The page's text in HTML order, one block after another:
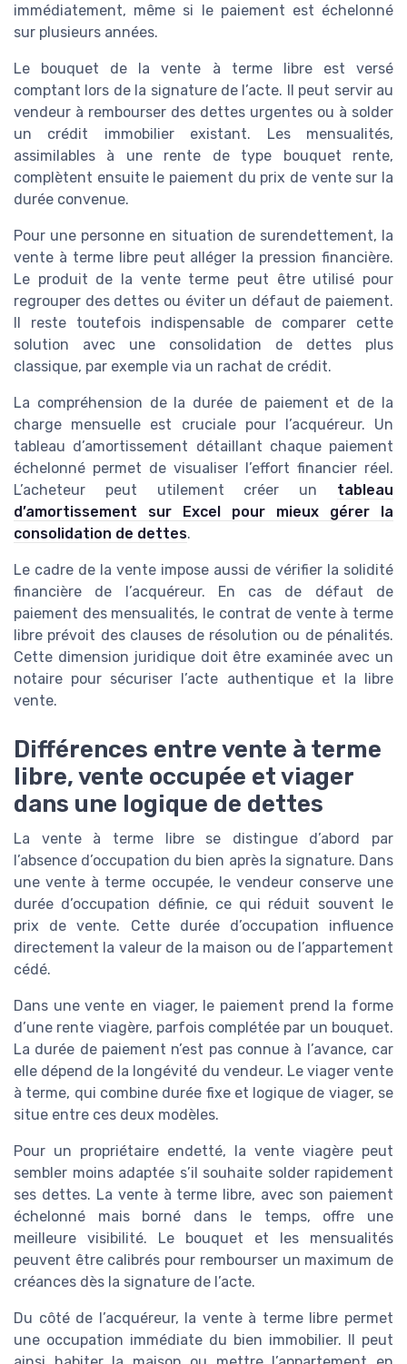
immédiatement, même si le paiement est échelonné
sur plusieurs années.
Le bouquet de la vente à terme libre est versé
comptant lors de la signature de l’acte. Il peut servir au
vendeur à rembourser des dettes urgentes ou à solder
un crédit immobilier existant. Les mensualités,
assimilables à une rente de type bouquet rente,
complètent ensuite le paiement du prix de vente sur la
durée convenue.
Pour une personne en situation de surendettement, la
vente à terme libre peut alléger la pression financière.
Le produit de la vente terme peut être utilisé pour
regrouper des dettes ou éviter un défaut de paiement.
Il reste toutefois indispensable de comparer cette
solution avec une consolidation de dettes plus
classique, par exemple via un rachat de crédit.
La compréhension de la durée de paiement et de la
charge mensuelle est cruciale pour l’acquéreur. Un
tableau d’amortissement détaillant chaque paiement
échelonné permet de visualiser l’effort financier réel.
L’acheteur peut utilement créer un tableau
d’amortissement sur Excel pour mieux gérer la
consolidation de dettes.
Le cadre de la vente impose aussi de vérifier la solidité
financière de l’acquéreur. En cas de défaut de
paiement des mensualités, le contrat de vente à terme
libre prévoit des clauses de résolution ou de pénalités.
Cette dimension juridique doit être examinée avec un
notaire pour sécuriser l’acte authentique et la libre
vente.
Différences entre vente à terme
libre, vente occupée et viager
dans une logique de dettes
La vente à terme libre se distingue d’abord par
l’absence d’occupation du bien après la signature. Dans
une vente à terme occupée, le vendeur conserve une
durée d’occupation définie, ce qui réduit souvent le
prix de vente. Cette durée d’occupation influence
directement la valeur de la maison ou de l’appartement
cédé.
Dans une vente en viager, le paiement prend la forme
d’une rente viagère, parfois complétée par un bouquet.
La durée de paiement n’est pas connue à l’avance, car
elle dépend de la longévité du vendeur. Le viager vente
à terme, qui combine durée fixe et logique de viager, se
situe entre ces deux modèles.
Pour un propriétaire endetté, la vente viagère peut
sembler moins adaptée s’il souhaite solder rapidement
ses dettes. La vente à terme libre, avec son paiement
échelonné mais borné dans le temps, offre une
meilleure visibilité. Le bouquet et les mensualités
peuvent être calibrés pour rembourser un maximum de
créances dès la signature de l’acte.
Du côté de l’acquéreur, la vente à terme libre permet
une occupation immédiate du bien immobilier. Il peut